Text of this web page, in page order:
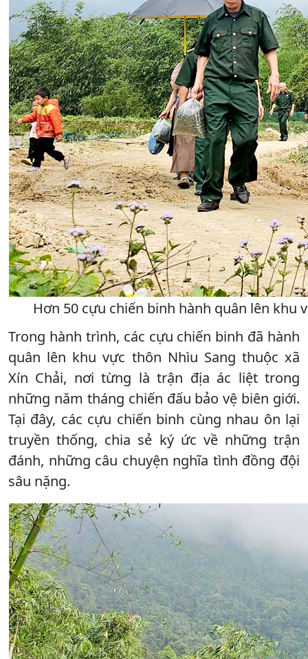
Hơn 50 cựu chiến binh hành quân lên khu
Trong hành trình, các cựu chiến binh đã hành
quân lên khu vực thôn Nhìu Sang thuộc xã
Xín Chải, nơi từng là trận địa ác liệt trong
những năm tháng chiến đấu bảo vệ biên giới.
Tại đây, các cựu chiến binh cùng nhau ôn lại
truyền thống, chia sẻ ký ức về những trận
đánh, những câu chuyện nghĩa tình đồng đội
sâu nặng.